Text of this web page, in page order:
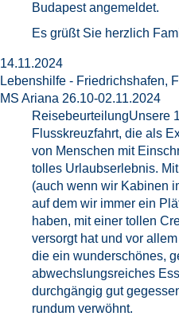
Budapest angemeldet.
Es grüßt Sie herzlich
14.11.2024
Lebenshilfe - Friedrichshafen,
MS Ariana 26.10-02.11.2024
ReisebeurteilungUnsere
Flusskreuzfahrt, die als
von Menschen mit
tolles Urlaubserlebnis.
(auch wenn wir Kabinen
auf dem wir immer ein
haben, mit einer tollen
versorgt hat und vor
die ein wunderschönes,
abwechslungsreiches
durchgängig gut
rundum verwöhnt.